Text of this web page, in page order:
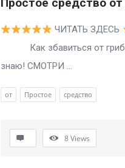
Простое средство от
ЧИТАТЬ ЗДЕСЬ
Как збавиться от
знаю! СМОТРИ ...
от Простое средство
8Views